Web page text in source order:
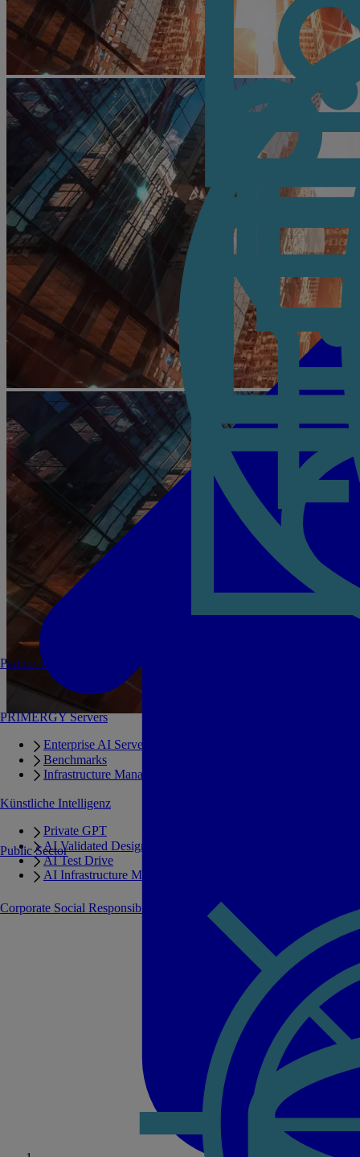
PRIMERGY Servers
Enterprise AI Server Portfolio
Benchmarks
Infrastructure Manager
Künstliche Intelligenz
Private GPT
AI Validated Designs
AI Test Drive
AI Infrastructure Manager
Public Sector
Partner werden
Corporate Social Responsibility